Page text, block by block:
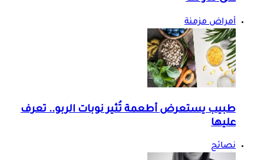
أمراض مزمنة
طبيب يستعرض أطعمة تُثير نوبات الربو.. تعرف
عليها
نصائح